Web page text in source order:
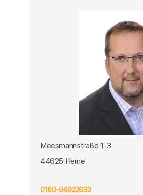
Meesmannstraße 1-3
44625 Herne
0160-94922633